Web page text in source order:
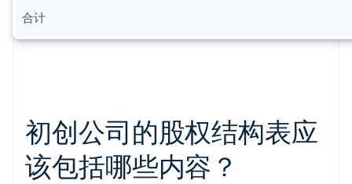
合计
初创公司的股权结构表应
该包括哪些内容？